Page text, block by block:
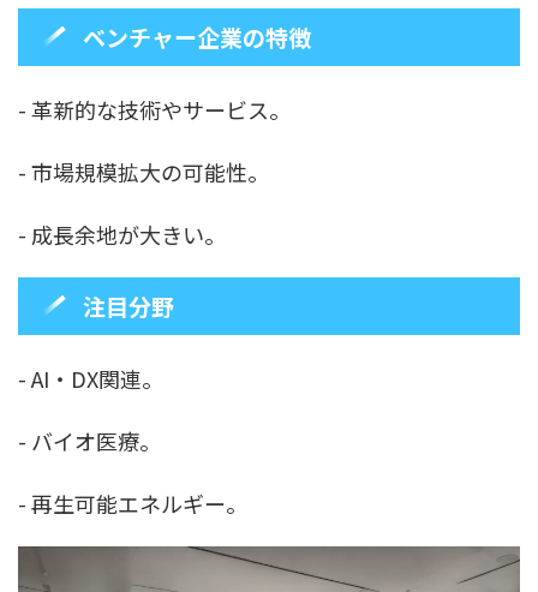
ベンチャー企業の特徴
- 革新的な技術やサービス。
- 市場規模拡大の可能性。
- 成長余地が大きい。
注目分野
- AI・DX関連。
- バイオ医療。
- 再生可能エネルギー。